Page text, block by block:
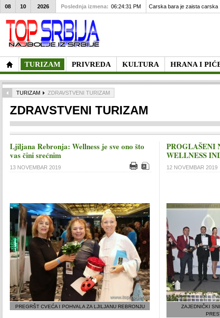
TURIZAM PRIVREDA KULTURA HRANA I
08 10 2026 Poslednja izmena: 06:24:31 PM Carska bara je zaista carska
TURIZAM ZDRAVSTVENI TURIZAM
ZDRAVSTVENI TURIZAM
Ljiljana Rebronja: Wellness je sve ono što
vas čini srećnim
13 NOVEMBAR 2019
PREGRŠT CVEĆA I POHVALA ZA LJILJANU REBRONJU
PROGLAŠENI
WELLNESS
12 NOVEMBAR 2019
ZAJEDNIČKI